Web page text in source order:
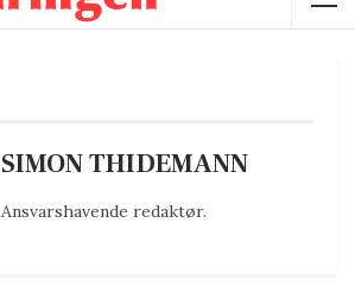
SIMON THIDEMANN
Ansvarshavende redaktør.